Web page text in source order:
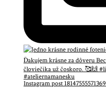
Instagram post